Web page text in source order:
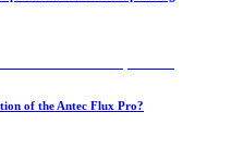
of the Antec Flux Pro?